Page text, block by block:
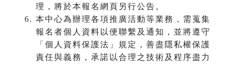
理，將於本報名網頁另行公告。
本中心為辦理各項推廣活動等業務，需蒐集
報名者個人資料以便聯繫及通知，並將遵守
「個人資料保護法」規定，善盡隱私權保護
責任與義務，承諾以合理之技術及程序盡力